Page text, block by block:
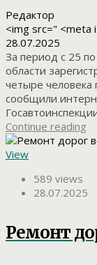
Редактор
<img src=" <meta
28.07.2025
За период с 25
области
четыре человека
сообщили
Continue reading
View
589 views
28.07.2025
Ремонт